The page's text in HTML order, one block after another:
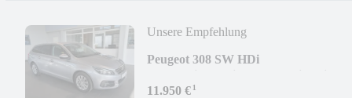
Unsere Empfehlung
Peugeot 308 SW HDi
11.950 €¹